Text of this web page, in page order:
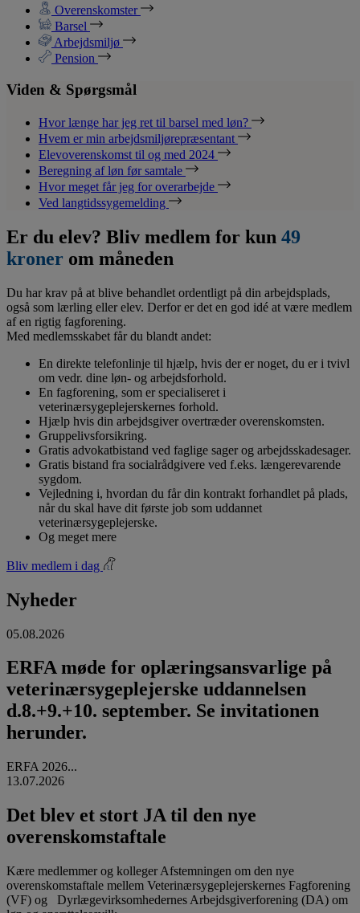
Overenskomster
Barsel
Arbejdsmiljø
Pension
Viden & Spørgsmål
Hvor længe har jeg ret til barsel med løn?
Hvem er min arbejdsmiljørepræsentant
Elevoverenskomst til og med 2024
Beregning af løn før samtale
Hvor meget får jeg for overarbejde
Ved langtidssygemelding
Er du elev? Bliv medlem for kun 49
kroner om måneden
Du har krav på at blive behandlet ordentligt på din arbejdsplads,
også som lærling eller elev. Derfor er det en god idé at være medlem
af en rigtig fagforening.
Med medlemsskabet får du blandt andet:
En direkte telefonlinje til hjælp, hvis der er noget, du er i tvivl
om vedr. dine løn- og arbejdsforhold.
En fagforening, som er specialiseret i
veterinærsygeplejerskernes forhold.
Hjælp hvis din arbejdsgiver overtræder overenskomsten.
Gruppelivsforsikring.
Gratis advokatbistand ved faglige sager og arbejdsskadesager.
Gratis bistand fra socialrådgivere ved f.eks. længerevarende
sygdom.
Vejledning i, hvordan du får din kontrakt forhandlet på plads,
når du skal have dit første job som uddannet
veterinærsygeplejerske.
Og meget mere
Bliv medlem i dag
Nyheder
05.08.2026
ERFA møde for oplæringsansvarlige på
veterinærsygeplejerske uddannelsen
d.8.+9.+10. september. Se invitationen
herunder.
ERFA 2026...
13.07.2026
Det blev et stort JA til den nye
overenskomstaftale
Kære medlemmer og kolleger Afstemningen om den nye
overenskomstaftale mellem Veterinærsygeplejerskernes Fagforening
(VF) og Dyrlægevirksomhedernes Arbejdsgiverforening (DA) om